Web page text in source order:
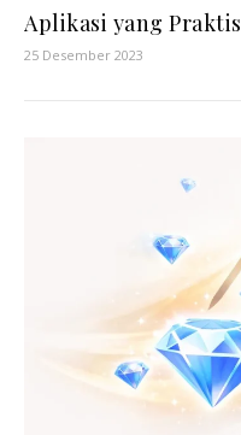
Aplikasi yang Praktis
25 Desember 2023